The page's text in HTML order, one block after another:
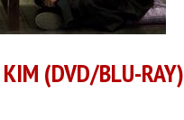
(DVD/BLU-RAY)